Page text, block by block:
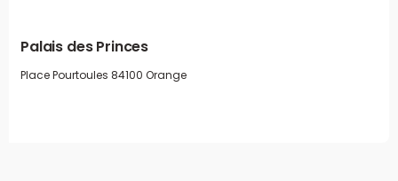
Palais des Princes
Place Pourtoules 84100 Orange